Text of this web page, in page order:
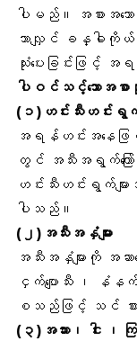
ပါမည်။ အစားအ
သာလျှင် ခန္ဓါကို
သုံးပေးခြင်းဖြင့်
ပါဝင်သင့်သောအစာ
(၁)ဟင်းသီးဟင်းရွက်
အရန်ဟင်းအနေဖ
တွင် အသီးအရွက်ကြ
ဟင်းသီးဟင်းရွက်မ
ပါသည်။
(၂)အသီးအနှံများ
အသီးအနှံများကို အ
ငှက်ပျောသီး ၊
စသည်ဖြင့် သင် စား
(၃)အသား၊ ငါး ၊